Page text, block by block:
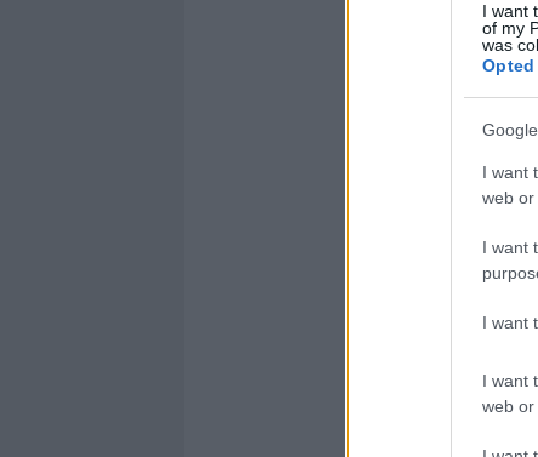
I want
of my
was
I want
web or
I want
I want
I want
web or